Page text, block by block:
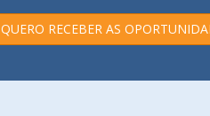
QUERO RECEBER AS